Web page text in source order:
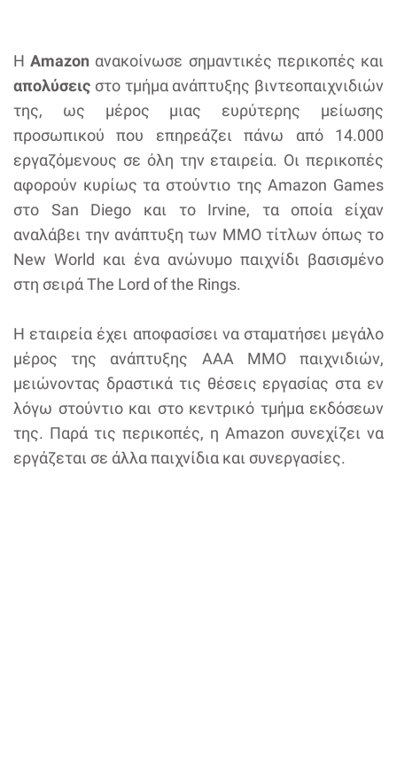
ΗAmazon ανακοίνωσε σημαντικές περικοπές και
απολύσεις στο τμήμα ανάπτυξης βιντεοπαιχνιδιών
της, ως μέρος μιας ευρύτερης μείωσης
προσωπικού που επηρεάζει πάνω από 14.000
εργαζόμενους σε όλη την εταιρεία. Οι περικοπές
αφορούν κυρίως τα στούντιο της Amazon Games
στο San Diego και το Irvine, τα οποία είχαν
αναλάβει την ανάπτυξη των MMO τίτλων όπως το
New World και ένα ανώνυμο παιχνίδι βασισμένο
στη σειρά The Lord of the Rings.
Η εταιρεία έχει αποφασίσει να σταματήσει μεγάλο
μέρος της ανάπτυξης AAA MMO παιχνιδιών,
μειώνοντας δραστικά τις θέσεις εργασίας στα εν
λόγω στούντιο και στο κεντρικό τμήμα εκδόσεων
της. Παρά τις περικοπές, η Amazon συνεχίζει να
εργάζεται σε άλλα παιχνίδια και συνεργασίες.